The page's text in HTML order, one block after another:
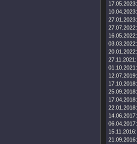
17.05.2023:
10.04.2023:
27.01.2023:
27.07.2022:
16.05.2022:
03.03.2022:
20.01.2022:
27.11.2021:
01.10.2021:
12.07.2019:
17.10.2018:
25.09.2018:
17.04.2018:
22.01.2018:
14.06.2017:
06.04.2017:
15.11.2016:
21.09.2016: